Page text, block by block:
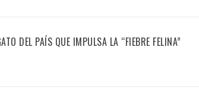
DEL PAÍS QUE IMPULSA LA “FIEBRE FELINA”